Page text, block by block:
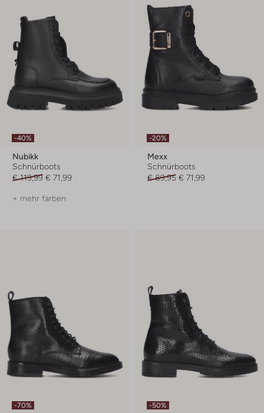
-40%
Nubikk
Schnürboots
€ 119,99 € 71,99
+ mehr farben
-20%
Mexx
Schnürboots
€ 89,95 € 71,99
-70% -50%